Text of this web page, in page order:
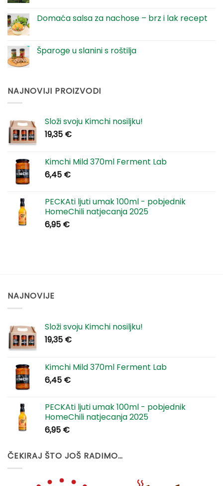
ruma
Hot
wings
granice!
Domaća salsa za nachose – brz i lak recept
Domaća
salsa
i
lak
Šparoge u slanini s roštilja
u
slanini
NAJNOVIJI PROIZVODI
Složi svoju Kimchi nosiljku!
19,35 €
Kimchi Mild 370ml Ferment Lab
6,45 €
PECKAti ljuti umak 100ml - pobjednik
HomeChili natjecanja 2025
6,95 €
NAJNOVIJE
Složi svoju Kimchi nosiljku!
19,35 €
Kimchi Mild 370ml Ferment Lab
6,45 €
PECKAti ljuti umak 100ml - pobjednik
HomeChili natjecanja 2025
6,95 €
ČEKIRAJ ŠTO JOŠ RADIMO…